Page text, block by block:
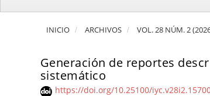
INICIO ARCHIVOS VOL. 28 NÚM. 2
Generación de reportes
sistemático
https://doi.org/10.25100/